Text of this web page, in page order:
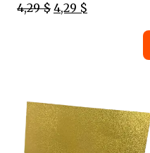
4,29 $ 4,29 $